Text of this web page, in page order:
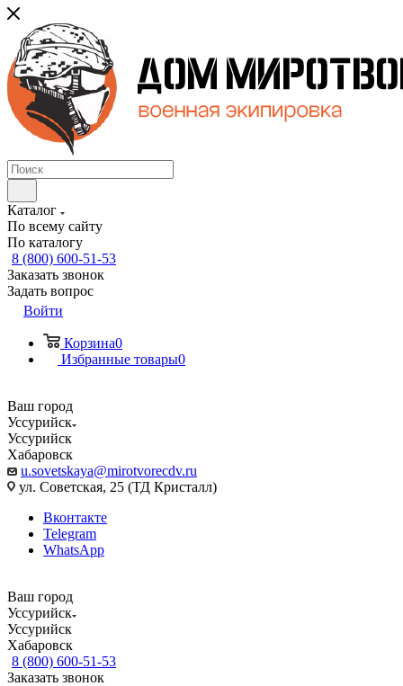
Каталог
По всему сайту
По каталогу
8 (800) 600-51-53
Заказать звонок
Задать вопрос
Войти
Корзина0
Избранные товары0
Ваш город
Уссурийск
Уссурийск
Хабаровск
u.sovetskaya@mirotvorecdv.ru
ул. Советская, 25 (ТД Кристалл)
Вконтакте
Telegram
WhatsApp
Ваш город
Уссурийск
Уссурийск
Хабаровск
8 (800) 600-51-53
Заказать звонок